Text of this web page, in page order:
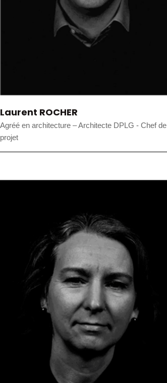
Laurent ROCHER
Agréé en architecture – Architecte DPLG - Chef de
projet